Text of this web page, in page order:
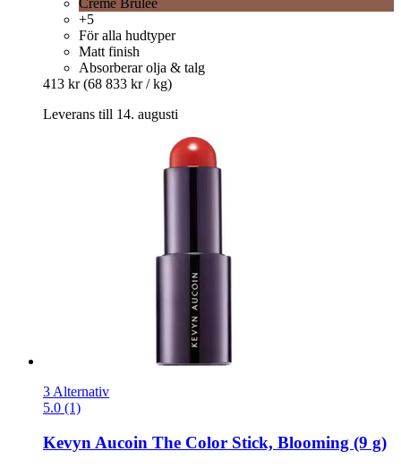
Creme Brulee
+5
För alla hudtyper
Matt finish
Absorberar olja & talg
413 kr (68 833 kr / kg)
Leverans till 14. augusti
3 Alternativ
5.0 (1)
Kevyn Aucoin The Color Stick, Blooming (9 g)